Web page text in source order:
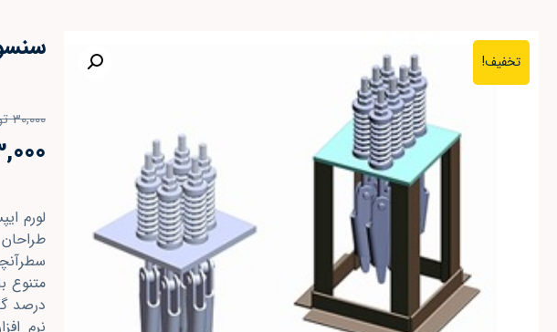
تخفیف!
30,000
لورم
متنوع
درصد
نرم